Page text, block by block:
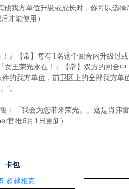
他我方单位升级或成长时，你可以选
才能使用）
』【常】每有1名这个回合内升级过
王荣光永在！』【常】双方的回合
的我方单位，前卫区上的全部我方单
”。
：「我会为您带来荣光。」这是肖弗
官推6月1日更新）
卡包
超越相克